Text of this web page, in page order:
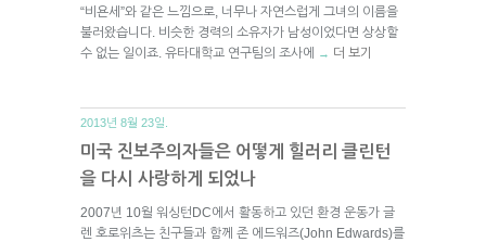
“비욘세”와 같은 느낌으로, 너무나 자연스럽게 그녀의 이름을
불러왔습니다. 비슷한 경력의 소유자가 남성이었다면 상상할
수 없는 일이죠. 유타대학교 연구팀의 조사에
→ 더 보기
2013년 8월 23일.
미국 진보주의자들은 어떻게 힐러리 클린턴
을 다시 사랑하게 되었나
2007년 10월 워싱턴DC에서 활동하고 있던 환경 운동가 글
렌 호로위츠는 친구들과 함께 존 에드워즈(John Edwards)를